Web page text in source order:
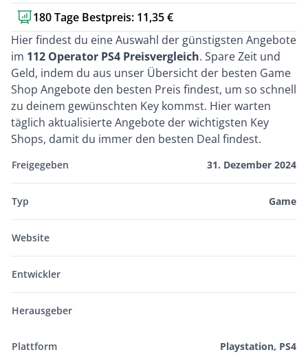
180 Tage Bestpreis: 11,35 €
Kurzbeschreibung
Hier findest du eine Auswahl der günstigsten Angebote
im 112 Operator PS4 Preisvergleich. Spare Zeit und
Geld, indem du aus unser Übersicht der besten Game
Shop Angebote den besten Preis findest, um so schnell
zu deinem gewünschten Key kommst. Hier warten
täglich aktualisierte Angebote der wichtigsten Key
Shops, damit du immer den besten Deal findest.
Freigegeben 31. Dezember 2024
Typ Game
Website
Entwickler
Herausgeber
Plattform Playstation, PS4